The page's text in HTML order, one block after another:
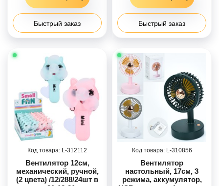
Быстрый заказ Быстрый заказ
312112
Вентилятор 12см,
механический, ручной,
(2 цвета) /12/288/24шт в
310856
Вентилятор
настольный, 17см, 3
режима, аккумулятор,